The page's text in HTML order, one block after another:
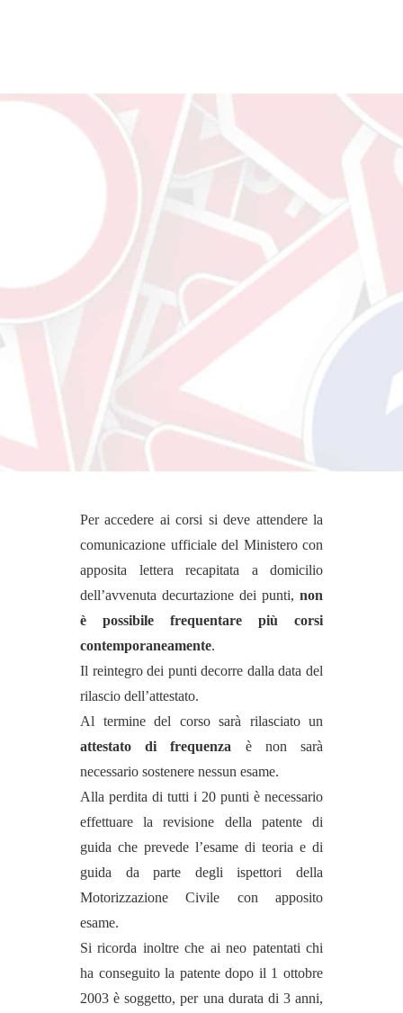
Per accedere ai corsi si deve attendere la
comunicazione ufficiale del Ministero con
apposita lettera recapitata a domicilio
dell’avvenuta decurtazione dei punti, non
è possibile frequentare più corsi
contemporaneamente.
Il reintegro dei punti decorre dalla data del
rilascio dell’attestato.
Al termine del corso sarà rilasciato un
attestato di frequenza è non sarà
necessario sostenere nessun esame.
Alla perdita di tutti i 20 punti è necessario
effettuare la revisione della patente di
guida che prevede l’esame di teoria e di
guida da parte degli ispettori della
Motorizzazione Civile con apposito
esame.
Si ricorda inoltre che ai neo patentati chi
ha conseguito la patente dopo il 1 ottobre
2003 è soggetto, per una durata di 3 anni,